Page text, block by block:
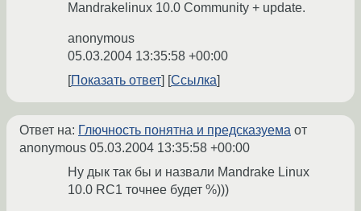
Mandrakelinux 10.0 Community + update.
anonymous
05.03.2004 13:35:58 +00:00
Показать ответ
Ссылка
Ответ на: Глючность понятна и предсказуема от
anonymous 05.03.2004 13:35:58 +00:00
Ну дык так бы и назвали Mandrake Linux
10.0 RC1 точнее будет %)))